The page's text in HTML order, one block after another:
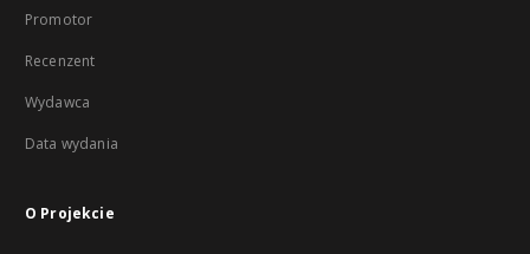
Promotor
Recenzent
Wydawca
Data wydania
O Projekcie